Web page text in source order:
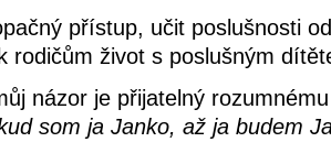
přístup, učit poslušnosti
rodičům život s poslušným
názor je přijatelný
som ja Janko, až ja budem